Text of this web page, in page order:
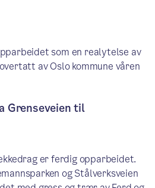
som en realytelse av
av Oslo kommune våren
Grenseveien til
er ferdig opparbeidet.
og Stålverksveien